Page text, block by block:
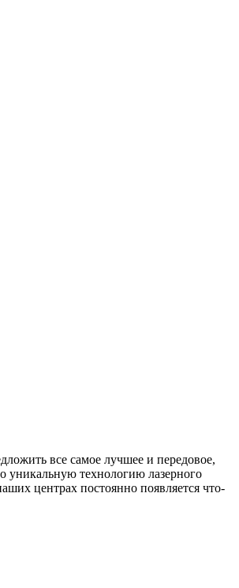
все самое лучшее и передовое,
уникальную технологию лазерного
центрах постоянно появляется что-